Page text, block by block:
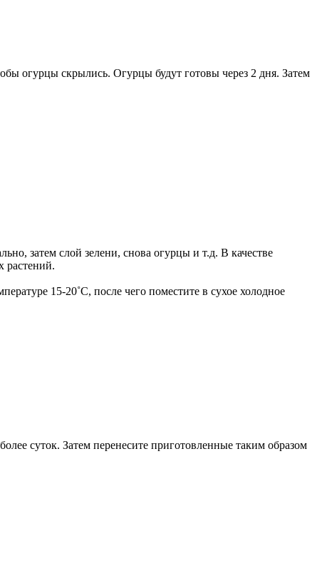
огурцы скрылись. Огурцы будут готовы через 2 дня. Затем
затем слой зелени, снова огурцы и т.д. В качестве
растений.
15-20˚С, после чего поместите в сухое холодное
суток. Затем перенесите приготовленные таким образом